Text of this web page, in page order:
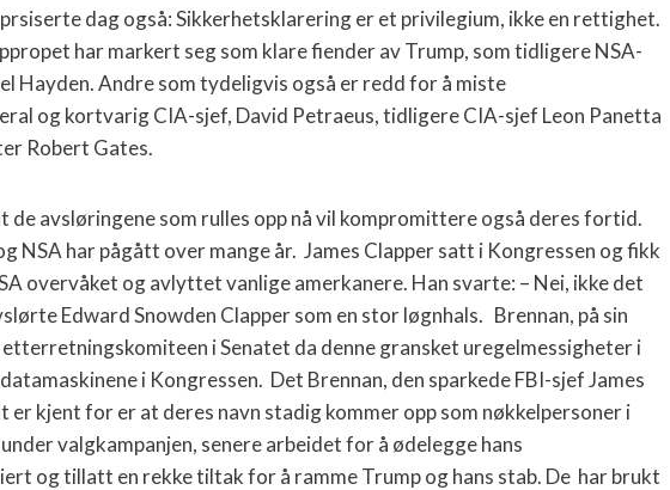
dag også: Sikkerhetsklarering er et privilegium, ikke en rettighet.
har markert seg som klare fiender av Trump, som tidligere NSA-
Hayden. Andre som tydeligvis også er redd for å miste
og kortvarig CIA-sjef, David Petraeus, tidligere CIA-sjef Leon Panetta
Robert Gates.
avsløringene som rulles opp nå vil kompromittere også deres fortid.
NSA har pågått over mange år. James Clapper satt i Kongressen og fikk
overvåket og avlyttet vanlige amerkanere. Han svarte: – Nei, ikke det
Edward Snowden Clapper som en stor løgnhals. Brennan, på sin
i Senatet da denne gransket uregelmessigheter i
i Kongressen. Det Brennan, den sparkede FBI-sjef James
kjent for er at deres navn stadig kommer opp som nøkkelpersoner i
valgkampanjen, senere arbeidet for å ødelegge hans
og tillatt en rekke tiltak for å ramme Trump og hans stab. De har brukt